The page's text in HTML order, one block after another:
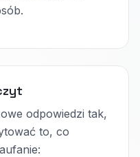
odpowiedzi tak,
to, co